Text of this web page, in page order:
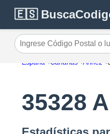
🇪🇸
Ingrese Código Postal o
España Canarias Ariñez
35328